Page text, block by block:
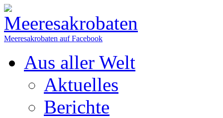
Meeresakrobaten auf Facebook
Aus aller Welt
Aktuelles
Berichte